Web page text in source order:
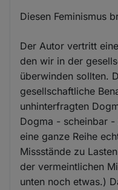
Diesen Feminismus
Der Autor vertritt
den wir in der
überwinden sollten.
gesellschaftliche
unhinterfragten
Dogma - scheinbar
eine ganze Reihe
Missstände zu
der vermeintlichen
unten noch etwas.)